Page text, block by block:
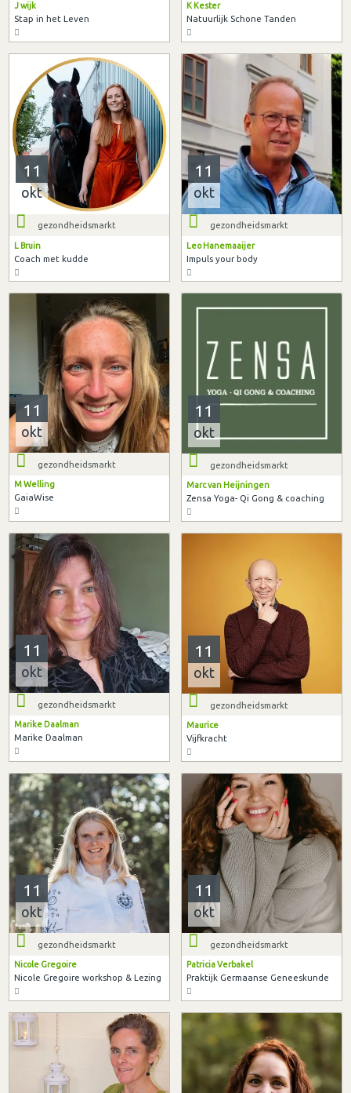
J wijk
Stap in het Leven
K Kester
Natuurlijk Schone Tanden
11
okt
gezondheidsmarkt
L Bruin
Coach met kudde
11
okt
gezondheidsmarkt
Leo Hanemaaijer
Impuls your body
11
okt
gezondheidsmarkt
M Welling
GaiaWise
11
okt
gezondheidsmarkt
Marc van Heijningen
Zensa Yoga- Qi Gong & coaching
11
okt
gezondheidsmarkt
Marike Daalman
Marike Daalman
11
okt
gezondheidsmarkt
Maurice
Vijfkracht
11
okt
gezondheidsmarkt
Nicole Gregoire
Nicole Gregoire workshop & Lezing
11
okt
gezondheidsmarkt
Patricia Verbakel
Praktijk Germaanse Geneeskunde